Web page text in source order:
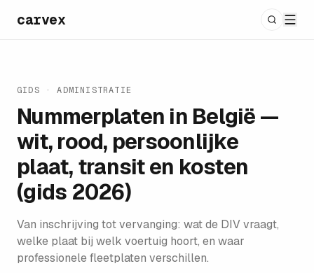
carvex
GIDS ·ADMINISTRATIE
Nummerplaten in België —
wit, rood, persoonlijke
plaat, transit en kosten
(gids 2026)
Van inschrijving tot vervanging: wat de DIV vraagt,
welke plaat bij welk voertuig hoort, en waar
professionele fleetplaten verschillen.